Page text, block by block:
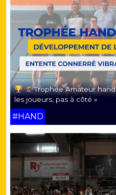
Trophée Amateur
les joueurs, pas à côté »
#HAND